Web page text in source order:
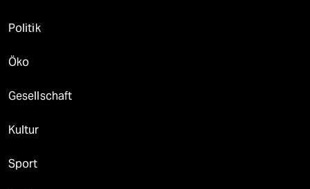
Politik
Öko
Gesellschaft
Kultur
Sport